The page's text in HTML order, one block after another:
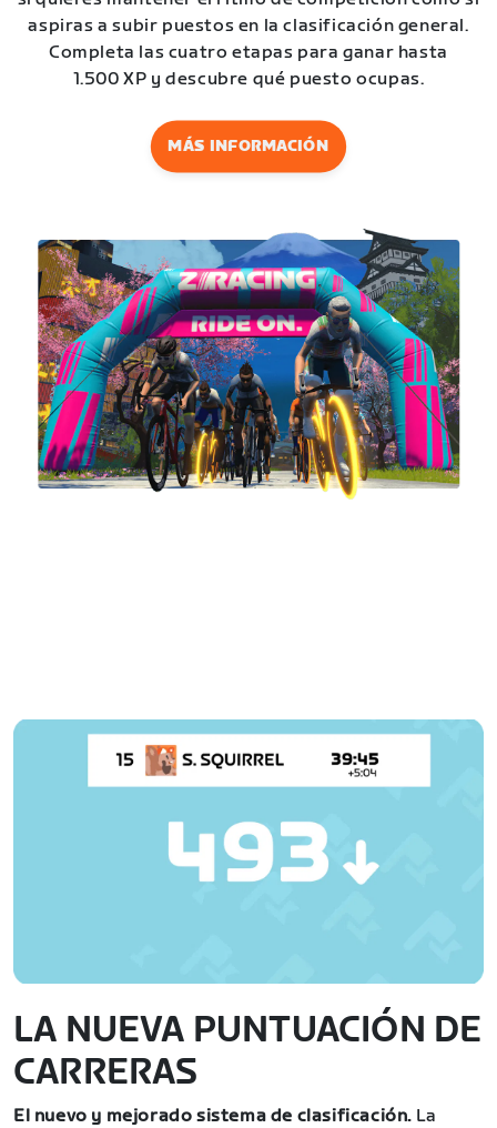
aspiras a subir puestos en la clasificación general.
Completa las cuatro etapas para ganar hasta
1.500 XP y descubre qué puesto ocupas.
MÁS INFORMACIÓN
LA NUEVA PUNTUACIÓN DE
CARRERAS
El nuevo y mejorado sistema de clasificación. La